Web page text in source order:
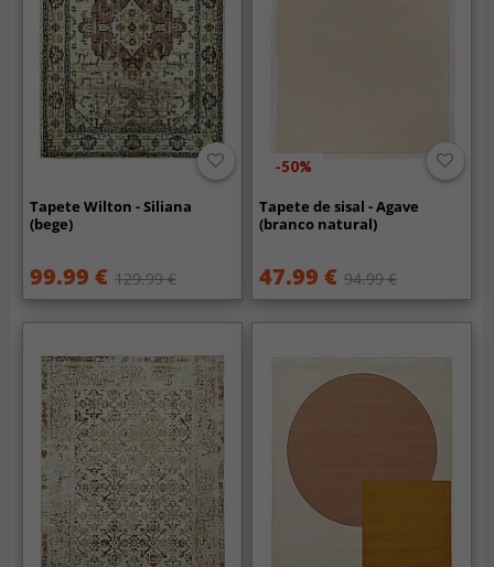
Tapete Wilton - Siliana
(bege)
99.99 € 129.99 €
-50%
Tapete de sisal - Agave
(branco natural)
47.99 € 94.99 €